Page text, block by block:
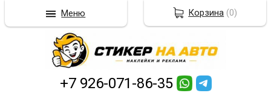
+7 926-071-86-35
Корзина (0)
Меню